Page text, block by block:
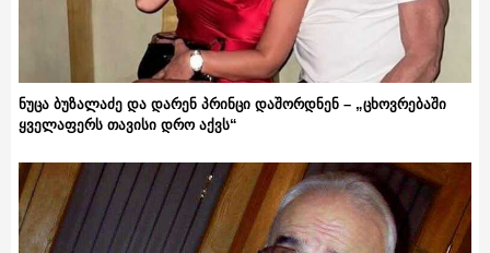
ნუცა ბუზალაძე და დარენ პრინცი დაშორდნენ – „ცხოვრებაში
ყველაფერს თავისი დრო აქვს“